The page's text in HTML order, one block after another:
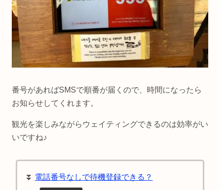
番号があればSMSで順番が届くので、時間になったら
お知らせしてくれます。
観光を楽しみながらウェイティングできるのは効率がい
いですね♪
⏬ 電話番号なしで待機登録できる？